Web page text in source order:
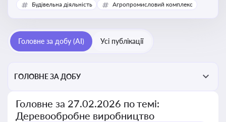
стандартів, екологічних вимог і безпеки праці на
Будівельна діяльність Агропромисловий комплекс
Головне за добу (AI) Усі публікації
ГОЛОВНЕ ЗА ДОБУ
Головне за 27.02.2026 по темі:
Деревообробне виробництво